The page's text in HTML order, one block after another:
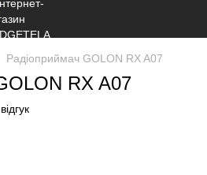
Радіоприймач GOLON RX A07
RX A07